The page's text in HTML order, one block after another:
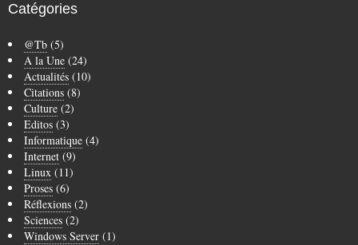
Catégories
@Tb (5)
A la Une (24)
Actualités (10)
Citations (8)
Culture (2)
Editos (3)
Informatique (4)
Internet (9)
Linux (11)
Proses (6)
Réflexions (2)
Sciences (2)
Windows Server (1)